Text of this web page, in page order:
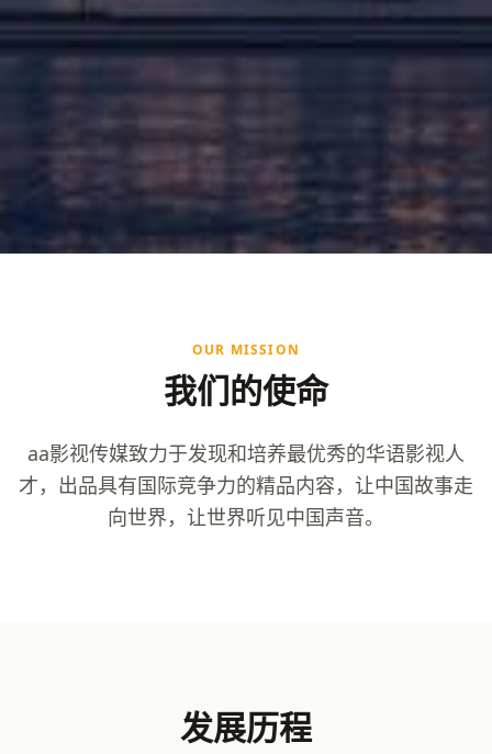
OUR MISSION
我们的使命
aa影视传媒致力于发现和培养最优秀的华语影视人
才，出品具有国际竞争力的精品内容，让中国故事走
向世界，让世界听见中国声音。
发展历程